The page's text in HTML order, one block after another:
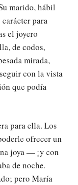
marido, hábil
para
el joyero
de codos,
mirada,
con la vista
que podía
para ella. Los
ofrecer un
joya — ¡y con
de noche.
pero María